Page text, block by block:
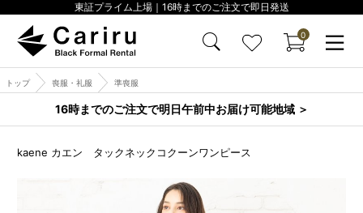
東証プライム上場｜16時までのご注文で即日発送
0
トップ 喪服・礼服 準喪服
16時までのご注文で明日午前中お届け可能地域 ＞
kaene カエン タックネックコクーンワンピース